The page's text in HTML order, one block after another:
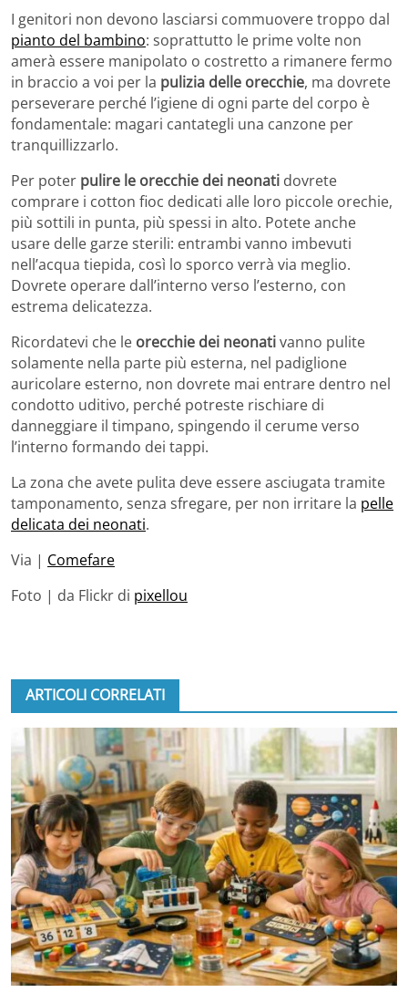
I genitori non devono lasciarsi commuovere troppo dal
pianto del bambino: soprattutto le prime volte non
amerà essere manipolato o costretto a rimanere fermo
in braccio a voi per la pulizia delle orecchie, ma dovrete
perseverare perché l’igiene di ogni parte del corpo è
fondamentale: magari cantategli una canzone per
tranquillizzarlo.
Per poter pulire le orecchie dei neonati dovrete
comprare i cotton fioc dedicati alle loro piccole orechie,
più sottili in punta, più spessi in alto. Potete anche
usare delle garze sterili: entrambi vanno imbevuti
nell’acqua tiepida, così lo sporco verrà via meglio.
Dovrete operare dall’interno verso l’esterno, con
estrema delicatezza.
Ricordatevi che le orecchie dei neonativanno pulite
solamente nella parte più esterna, nel padiglione
auricolare esterno, non dovrete mai entrare dentro nel
condotto uditivo, perché potreste rischiare di
danneggiare il timpano, spingendo il cerume verso
l’interno formando dei tappi.
La zona che avete pulita deve essere asciugata tramite
tamponamento, senza sfregare, per non irritare la pelle
delicata dei neonati.
Via | Comefare
Foto | da Flickr di pixellou
ARTICOLI CORRELATI